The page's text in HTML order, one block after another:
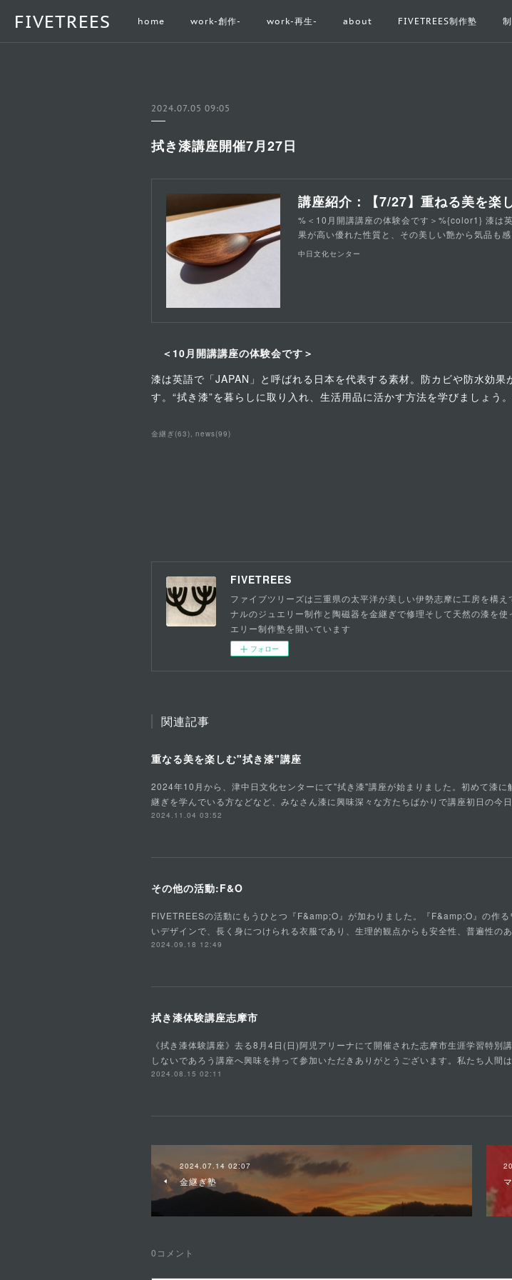
FIVETREES home work-創作- work-再生- about FIVETREES制作塾
2024.07.05 09:05
拭き漆講座開催7月27日
%＜10月開講講座の体験会です＞%{color1} 漆は
果が高い優れた性質と、その美しい艶から気品も
中日文化センター
＜10月開講講座の体験会です＞
漆は英語で「JAPAN」と呼ばれる日本を代表する素材。防カビや防水効
す。“拭き漆”を暮らしに取り入れ、生活用品に活かす方法を学びましょう
金継ぎ(63) news(99)
FIVETREES
ファイブツリーズは三重県の太平洋が美しい伊勢志摩に工房を構
ナルのジュエリー制作と陶磁器を金継ぎで修理そして天然の漆を
エリー制作塾を開いています
フォロー
関連記事
重なる美を楽しむ"拭き漆"講座
2024年10月から、津中日文化センターにて"拭き漆"講座が始まりました。初めて漆
継ぎを学んでいる方などなど、みなさん漆に興味深々な方たちばかりで講座初日の今
2024.11.04 03:52
その他の活動:F&O
FIVETREESの活動にもうひとつ『F&amp;O』が加わりました。『F&amp;O』の作
いデザインで、長く身につけられる衣服であり、生理的観点からも安全性、普遍性の
2024.09.18 12:49
拭き漆体験講座志摩市
《拭き漆体験講座》去る8月4日(日)阿児アリーナにて開催された志摩市生涯学習特別
しないであろう講座へ興味を持って参加いただきありがとうございます。私たち人間
2024.08.15 02:11
2024.07.14 02:07
金継ぎ塾
0 コメント